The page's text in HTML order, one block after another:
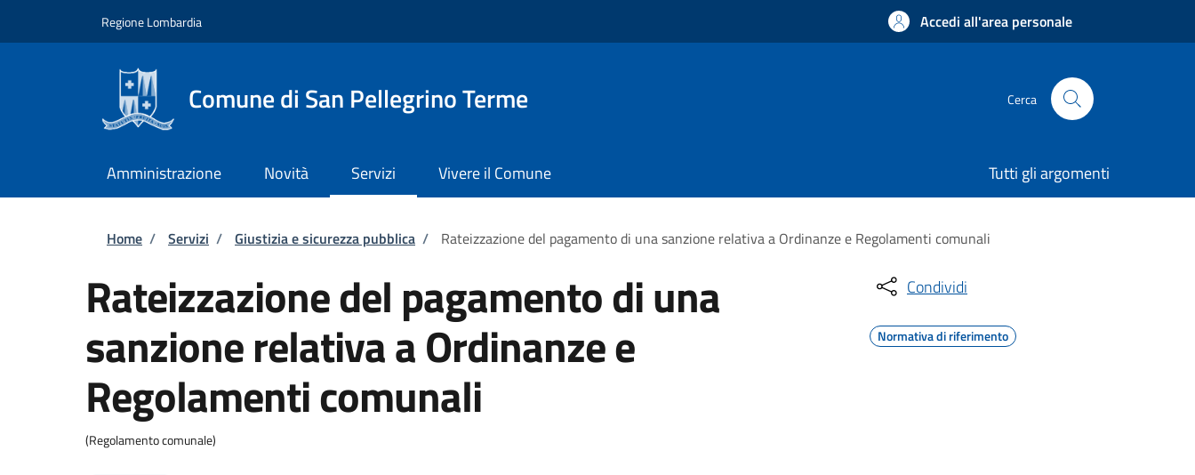
Regione Lombardia Accedi all'area personale
Comune di San Pellegrino Terme Cerca
Amministrazione Novità Servizi Vivere il Comune Tutti gli argomenti
Briciole di pane
Home / Servizi / Giustizia e sicurezza pubblica / Rateizzazione del pagamento di una sanzione relativa a Ordinanze e Regolamenti comunali
Rateizzazione del pagamento di una
sanzione relativa a Ordinanze e
Regolamenti comunali
(Regolamento comunale)
Condividi
Normativa di riferimento